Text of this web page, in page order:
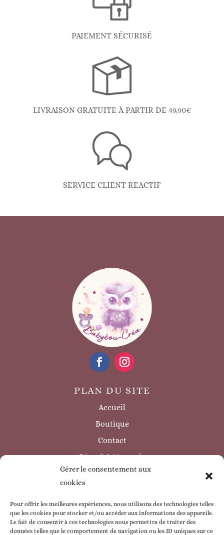
Gérer le consentement aux
cookies
Pour offrir les meilleures expériences, nous utilisons des technologies telles
que les cookies pour stocker et/ou accéder aux informations des appareils.
Le fait de consentir à ces technologies nous permettra de traiter des
données telles que le comportement de navigation ou les ID uniques sur ce
PAIEMENT SÉCURISÉ
LIVRAISON GRATUITE À PARTIR DE 49,90€
SERVICE CLIENT REACTIF
PLAN DU SITE
Accueil
Boutique
Contact
Sécurité / à savoir
INFORMATIONS LÉGALES
Politique de confidentialité
Politique de cookie